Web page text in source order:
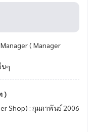
( Manager
นๆ
)
Shop) : กุมภาพันธ์ 2006